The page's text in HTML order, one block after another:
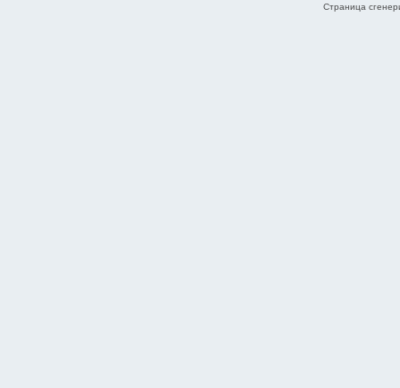
Страница